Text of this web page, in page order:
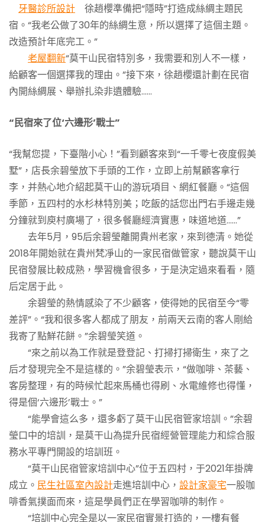
牙醫診所設計 徐趙櫻準備把“隱時”打造成絲綢主題民
宿。“我老公做了30年的絲綢生意，所以選擇了這個主題。
改造預計年底完工。”
老屋翻新“莫干山民宿特別多，我需要和別人不一樣，
給顧客一個選擇我的理由。”接下來，徐趙櫻還計劃在民宿
內開絲綢展、舉辦扎染非遺體驗……
“民宿來了位‘六邊形’戰士”
“我幫您提，下臺階小心！”看到顧客來到“一千零七夜度假美
墅”，店長余碧瑩放下手頭的工作，立即上前幫顧客拿行
李，并熱心地介紹起莫干山的游玩項目、網紅餐廳。“這個
季節，五四村的水杉林特別美；吃飯的話您出門右手邊走幾
分鐘就到庾村廣場了，很多餐廳經濟實惠，味道地道……”
去年5月，95后余碧瑩離開貴州老家，來到德清。她從
2018年開始就在貴州梵凈山的一家民宿做管家，聽說莫干山
民宿發展比較成熟，學習機會很多，于是決定過來看看，隨
后定居于此。
余碧瑩的熱情感染了不少顧客，使得她的民宿至今“零
差評”。“我和很多客人都成了朋友，前兩天云南的客人剛給
我寄了點鮮花餅。”余碧瑩笑道。
“來之前以為工作就是登登記、打掃打掃衛生，來了之
后才發現完全不是這樣的。”余碧瑩表示，“做咖啡、茶藝、
客房整理，有的時候忙起來馬桶也得刷、水電維修也得懂，
得是個‘六邊形’戰士。”
“能學會這么多，還多虧了莫干山民宿管家培訓。”余碧
瑩口中的培訓，是莫干山為提升民宿經營管理能力和綜合服
務水平專門開設的培訓班。
“莫干山民宿管家培訓中心”位于五四村，于2021年掛牌
成立。 民生社區室內設計走進培訓中心， 設計家豪宅一股咖
啡香氣撲面而來，這是學員們正在學習咖啡的制作。
“培訓中心完全是以一家民宿實景打造的，一樓有餐